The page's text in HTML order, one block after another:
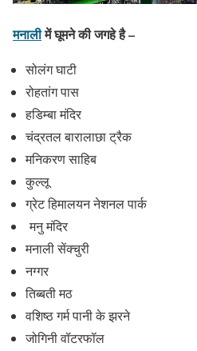
मनालीमें घूमने की जगहे है –
सोलंग घाटी
रोहतांग पास
हडिम्बा मंदिर
चंद्रतल बारालाछा ट्रैक
मनिकरण साहिब
कुल्लू
ग्रेट हिमालयन नेशनल पार्क
मनु मंदिर
मनाली सेंक्चुरी
नग्गर
तिब्बती मठ
वशिष्ठ गर्म पानी के झरने
जोगिनी वॉटरफॉल